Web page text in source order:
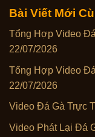
Bài Viết Mới
Tổng Hợp Video
22/07/2026
Tổng Hợp Video
22/07/2026
Video Đá Gà Trực
Video Phát Lại Đá